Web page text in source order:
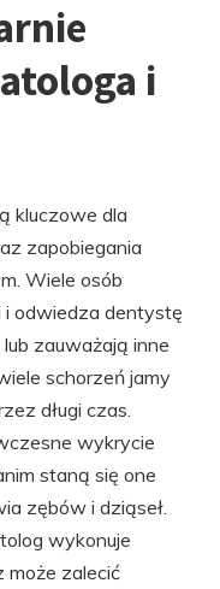
i
kluczowe dla
zapobiegania
Wiele osób
i odwiedza dentystę
zauważają inne
schorzeń jamy
długi czas.
wykrycie
staną się one
zębów i dziąseł.
wykonuje
może zalecić